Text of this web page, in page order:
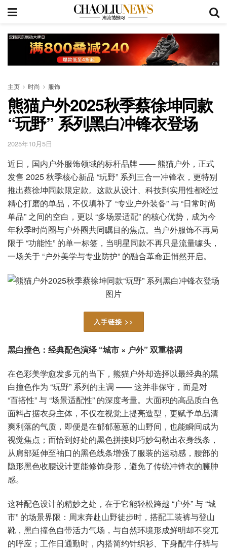
主页 时尚 服饰
熊猫户外2025秋季蔡徐坤同款
“玩野” 系列黑白冲锋衣登场
2025年10月5日
近日，国内户外服饰领域的标杆品牌 —— 熊猫户外，正式
发售 2025 秋季核心新品 “玩野” 系列三合一冲锋衣，更特别
推出蔡徐坤同款限定款。这款从设计、科技到实用性都经过
精心打磨的单品，不仅填补了 “专业户外装备” 与 “日常时尚
单品” 之间的空白，更以 “多场景适配” 的核心优势，成为今
年秋季时尚圈与户外圈共同瞩目的焦点。当户外服饰不再局
限于 “功能性” 的单一标签，当明星同款不再只是流量噱头，
一场关于 “户外美学与专业防护” 的融合革命正悄然开启。
入手链接 >>
黑白撞色：经典配色演绎 “城市 × 户外” 双重格调
在色彩美学愈发多元的当下，熊猫户外却选择以最经典的黑
白撞色作为 “玩野” 系列的主调 —— 这并非保守，而是对
“百搭性” 与 “场景适配性” 的深度考量。大面积的高品质白色
面料占据衣身主体，不仅在视觉上提亮造型，更赋予单品清
爽利落的气质，即便是在郁郁葱葱的山野间，也能瞬间成为
视觉焦点；而恰到好处的黑色拼接则巧妙勾勒出衣身线条，
从肩部延伸至袖口的黑色线条增强了服装的运动感，腰部的
隐形黑色收腰设计更能修饰身形，避免了传统冲锋衣的臃肿
感。
这种配色设计的精妙之处，在于它能轻松跨越 “户外” 与 “城
市” 的场景界限：周末奔赴山野徒步时，搭配工装裤与登山
靴，黑白撞色自带活力气场，与自然环境形成鲜明却不突兀
的呼应；工作日通勤时，内搭简约针织衫、下身配牛仔裤与